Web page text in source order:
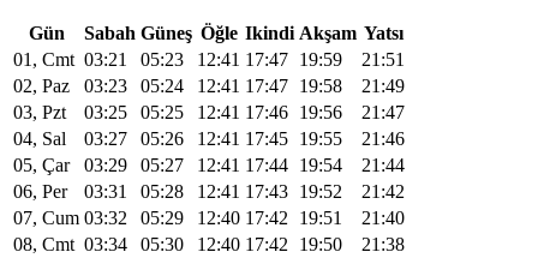
Gün Sabah Güneş Öğle Ikindi Akşam Yatsı
01, Cmt 03:21 05:23 12:41 17:47 19:59
21:51
02, Paz
03:23 05:24 12:41 17:47 19:58
21:49
03, Pzt
03:25 05:25 12:41 17:46 19:56
21:47
04, Sal
03:27 05:26 12:41 17:45 19:55
21:46
05, Çar
03:29 05:27 12:41 17:44 19:54
21:44
06, Per
03:31 05:28 12:41 17:43 19:52
21:42
07, Cum 03:32 05:29 12:40 17:42 19:51
21:40
08, Cmt 03:34 05:30 12:40 17:42 19:50
21:38